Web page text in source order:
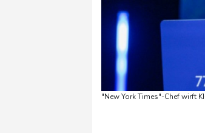
"New York Times"-Chef wirft